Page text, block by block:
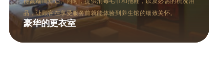
层的出汗与放松。湿蒸房则通过蒸汽的温润，帮助打开毛孔，促
进血液循环。两种桑拿方式均有助于排毒养颜，满足不同顾客的
多功能的桑拿区